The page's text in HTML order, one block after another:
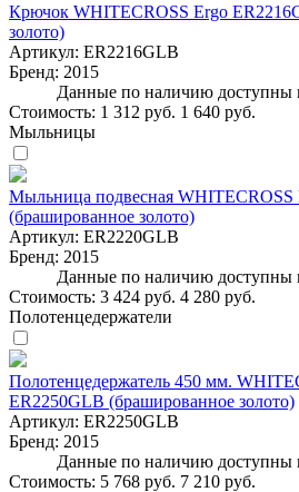
Крючок WHITECROSS Ergo
золото)
Артикул: ER2216GLB
Бренд: 2015
Данные по наличию доступны
Стоимость: 1 312 руб. 1 640 руб.
Мыльницы
Мыльница подвесная WHITECROSS
(брашированное золото)
Артикул: ER2220GLB
Бренд: 2015
Данные по наличию доступны
Стоимость: 3 424 руб. 4 280 руб.
Полотенцедержатели
Полотенцедержатель 450 мм.
ER2250GLB (брашированное золото)
Артикул: ER2250GLB
Бренд: 2015
Данные по наличию доступны
Стоимость: 5 768 руб. 7 210 руб.